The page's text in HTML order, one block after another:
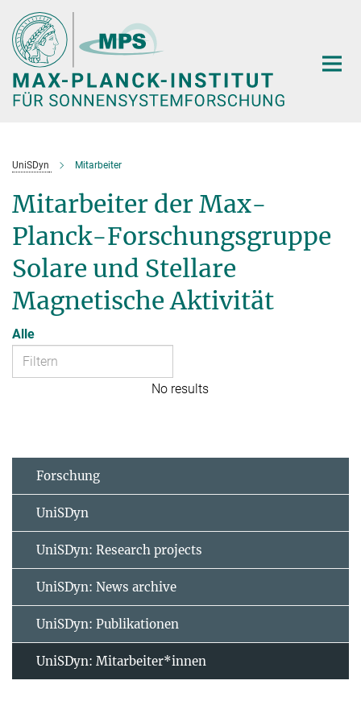
Hauptinhalt
UniSDyn Mitarbeiter
Mitarbeiter der Max-
Planck-Forschungsgruppe
Solare und Stellare
Magnetische Aktivität
Alle
No results
Forschung
UniSDyn
UniSDyn: Research projects
UniSDyn: News archive
UniSDyn: Publikationen
UniSDyn: Mitarbeiter*innen